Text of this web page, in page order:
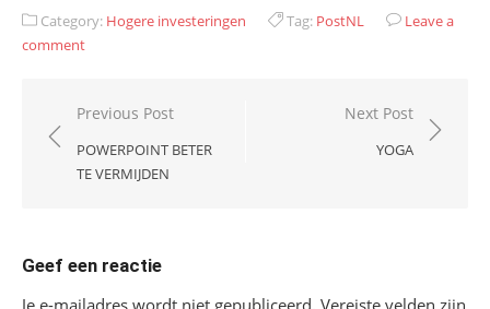
Category: Hogere investeringen Tag: PostNL
Leave a
comment
Bericht
navigatie
Previous Post
POWERPOINT BETER
TE VERMIJDEN
Next Post
YOGA
Geef een reactie
Je e-mailadres wordt niet gepubliceerd. Vereiste velden zijn